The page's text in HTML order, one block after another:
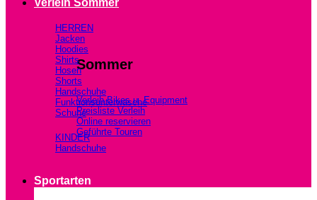
Verleih Sommer
Sommer
Verleih Bikes u. Equipment
Preisliste Verleih
Online reservieren
Geführte Touren
HERREN
Jacken
Hoodies
Shirts
Hosen
Shorts
Handschuhe
Funktionsunterwäsche
Schuhe
KINDER
Handschuhe
Sportarten